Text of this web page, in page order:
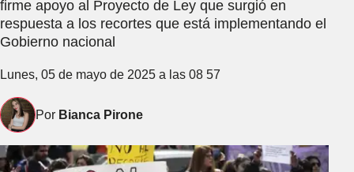
firme apoyo al Proyecto de Ley que surgió en
respuesta a los recortes que está implementando el
Gobierno nacional
Lunes, 05 de mayo de 2025 a las 08 57
Por Bianca Pirone